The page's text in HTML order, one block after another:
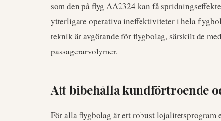
som den på flyg AA2324 kan få
ytterligare operativa ineffektiviteter i hela
teknik är avgörande för flygbolag, särskilt de
passagerarvolymer.
Att bibehålla kundförtroende
För alla flygbolag är ett robust lojalitetsprogram